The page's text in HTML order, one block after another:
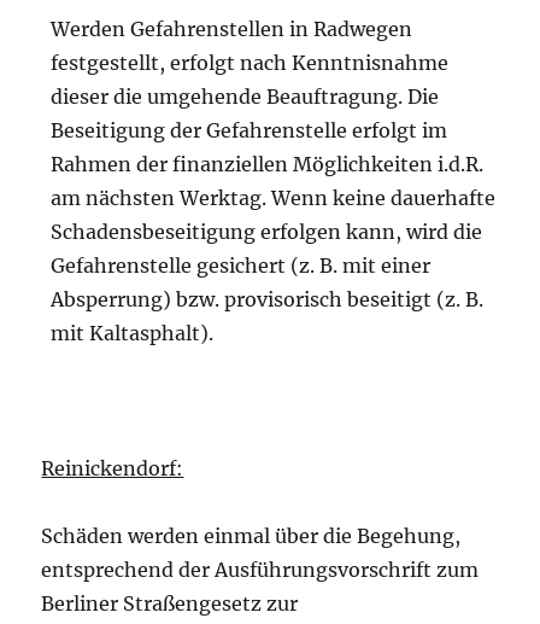
Werden Gefahrenstellen in Radwegen
festgestellt, erfolgt nach Kenntnisnahme
dieser die umgehende Beauftragung. Die
Beseitigung der Gefahrenstelle erfolgt im
Rahmen der finanziellen Möglichkeiten i.d.R.
am nächsten Werktag. Wenn keine dauerhafte
Schadensbeseitigung erfolgen kann, wird die
Gefahrenstelle gesichert (z. B. mit einer
Absperrung) bzw. provisorisch beseitigt (z. B.
mit Kaltasphalt).
Reinickendorf:
Schäden werden einmal über die Begehung,
entsprechend der Ausführungsvorschrift zum
Berliner Straßengesetz zur